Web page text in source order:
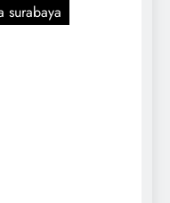
surabaya